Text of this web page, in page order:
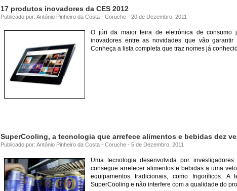
17 produtos inovadores da CES 2012
Publicado por: António Pinheiro da Costa - Coruche - 20 de Dezembro, 2011
O júri da maior feira de eletrónica de consumo
inovadores entre as novidades que vão
Conheça a lista completa que traz nomes já
SuperCooling, a tecnologia que arrefece alimentos e bebidas dez
Publicado por: António Pinheiro da Costa - Coruche - 5 de Dezembro, 2011
Uma tecnologia desenvolvida por
consegue arrefecer alimentos e bebidas a uma
equipamentos tradicionais, como frigoríficos.
SuperCooling e não interfere com a qualidade do